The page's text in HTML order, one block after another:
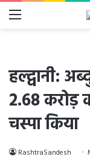
Menu
हल्द्वानी:
2.68 करोड़
चस्पा किया
RashtraSandesh